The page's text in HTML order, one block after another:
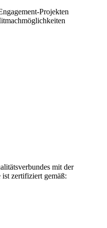
Projekten
mit der
ist zertifiziert gemäß: